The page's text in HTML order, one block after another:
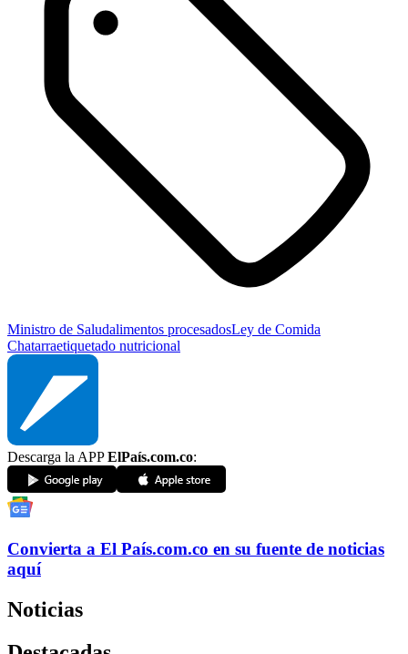
Ministro de Saludalimentos procesadosLey de Comida
Chatarraetiquetado nutricional
Descarga la APPElPaís.com.co:
Convierta a El País.com.co en su fuente de noticias
aquí
Noticias